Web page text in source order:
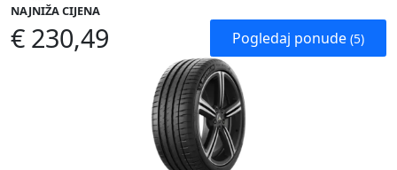
NAJNIŽA CIJENA
€ 230,49 Pogledaj ponude (5)